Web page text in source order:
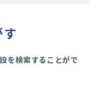
を検索することがで